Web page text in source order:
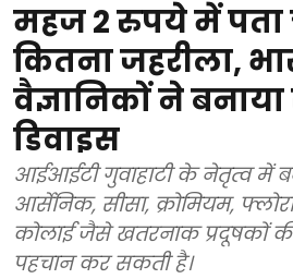
महज 2 रुपये में पता
कितना जहरीला,
वैज्ञानिकों ने
डिवाइस
आईआईटी गुवाहाटी के नेतृत्व में
आर्सेनिक, सीसा, क्रोमियम,
कोलाई जैसे खतरनाक प्रदूषकों
पहचान कर सकती है।